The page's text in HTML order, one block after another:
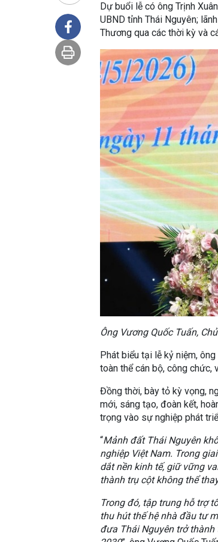
Dự buổi lễ có ông Trịnh
UBND tỉnh Thái Nguyên;
Thương qua các thời kỳ và
Ông Vương Quốc Tuấn,
Phát biểu tại lễ kỷ niệm,
toàn thể cán bộ, công chức,
Đồng thời, bày tỏ kỳ vọng,
mới, sáng tạo, đoàn kết,
trọng vào sự nghiệp phát
“Mảnh đất Thái Nguyên
nghiệp Việt Nam. Trong
dắt nền kinh tế, giữ vững
thành trụ cột không thể
Trong đó, tập trung hỗ trợ
thu hút thế hệ nhà đầu tư
đưa Thái Nguyên trở